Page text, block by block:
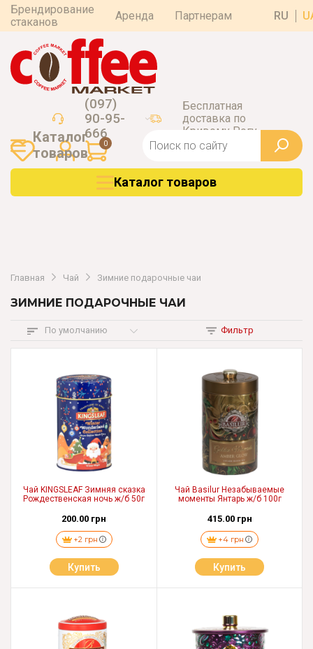
Брендирование
стаканов
Аренда Партнерам RU
(097)
90-95-
666
Бесплатная
доставка по
Кривому Рогу
0
Каталог
товаров
Каталог товаров
Главная Чай Зимние подарочные чаи
ЗИМНИЕ ПОДАРОЧНЫЕ ЧАИ
По умолчанию Фильтр
Чай KINGSLEAF Зимняя сказка
Рождественская ночь ж/б 50г
200.00 грн
+2 грн
Купить
Чай Basilur Незабываемые
моменты Янтарь ж/б 100г
415.00 грн
+4 грн
Купить